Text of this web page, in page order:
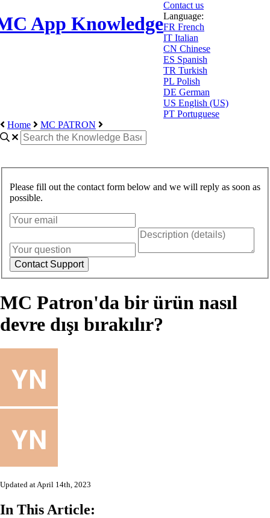
App Knowledge
Contact us
Language:
FR French
IT Italian
CN Chinese
ES Spanish
TR Turkish
PL Polish
DE German
US English (US)
PT Portuguese
Home
MC PATRON
Please fill out the contact form below and we will reply as soon as
possible.
MC Patron'da bir ürün nasıl
devre dışı bırakılır?
Updated at April 14th, 2023
In This Article: